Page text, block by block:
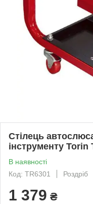
Стілець
інструменту Torin
В наявності
Код: TR6301
Роздріб
1 379 ₴